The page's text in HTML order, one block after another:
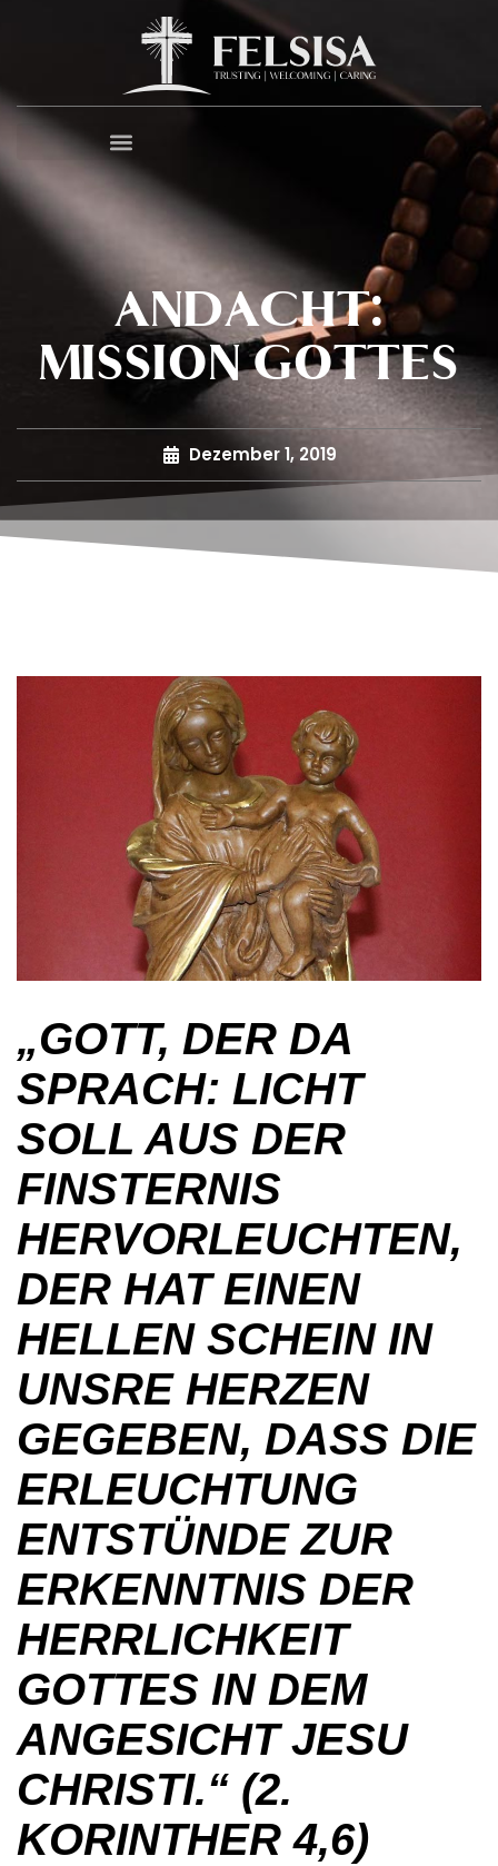
ANDACHT:
MISSION GOTTES
Dezember 1, 2019
„GOTT, DER DA
SPRACH: LICHT
SOLL AUS DER
FINSTERNIS
HERVORLEUCHTEN,
DER HAT EINEN
HELLEN SCHEIN IN
UNSRE HERZEN
GEGEBEN, DASS DIE
ERLEUCHTUNG
ENTSTÜNDE ZUR
ERKENNTNIS DER
HERRLICHKEIT
GOTTES IN DEM
ANGESICHT JESU
CHRISTI.“ (2.
KORINTHER 4,6)